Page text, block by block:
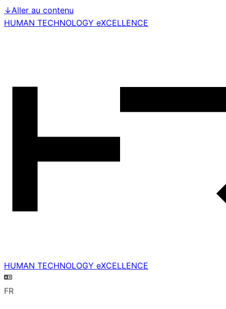
↓Aller au contenu
HUMAN TECHNOLOGY eXCELLENCE
HUMAN TECHNOLOGY eXCELLENCE
FR